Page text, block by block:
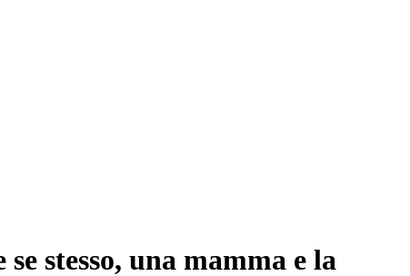
stesso, una mamma e la